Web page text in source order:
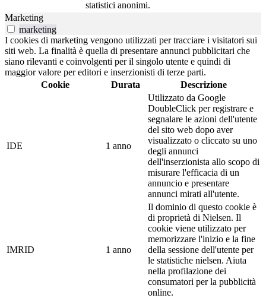
statistici anonimi.
Marketing
marketing
I cookies di marketing vengono utilizzati per tracciare i visitatori sui
siti web. La finalità è quella di presentare annunci pubblicitari che
siano rilevanti e coinvolgenti per il singolo utente e quindi di
maggior valore per editori e inserzionisti di terze parti.
Cookie
Durata Descrizione
IDE 1 anno
Utilizzato da Google
DoubleClick per registrare e
segnalare le azioni dell'utente
del sito web dopo aver
visualizzato o cliccato su uno
degli annunci
dell'inserzionista allo scopo di
misurare l'efficacia di un
annuncio e presentare
annunci mirati all'utente.
IMRID 1 anno
Il dominio di questo cookie è
di proprietà di Nielsen. Il
cookie viene utilizzato per
memorizzare l'inizio e la fine
della sessione dell'utente per
le statistiche nielsen. Aiuta
nella profilazione dei
consumatori per la pubblicità
online.